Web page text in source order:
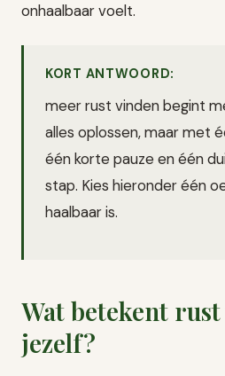
onhaalbaar voelt.
KORT ANTWOORD:
meer rust vinden begint
alles oplossen, maar met
één korte pauze en één
stap. Kies hieronder één
haalbaar is.
Wat betekent
jezelf?